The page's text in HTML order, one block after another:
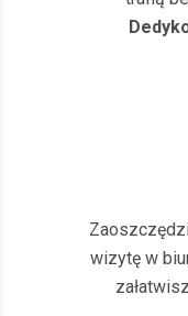
wizytę w